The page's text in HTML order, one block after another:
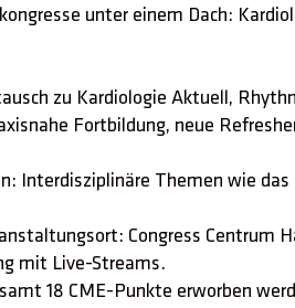
unter einem Dach:
zu Kardiologie Aktuell,
Fortbildung, neue
Interdisziplinäre Themen wie
Congress Centrum
mit Live-Streams.
18 CME-Punkte erworben